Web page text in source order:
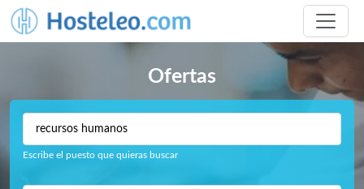
Ofertas
Escribe el puesto que quieras buscar